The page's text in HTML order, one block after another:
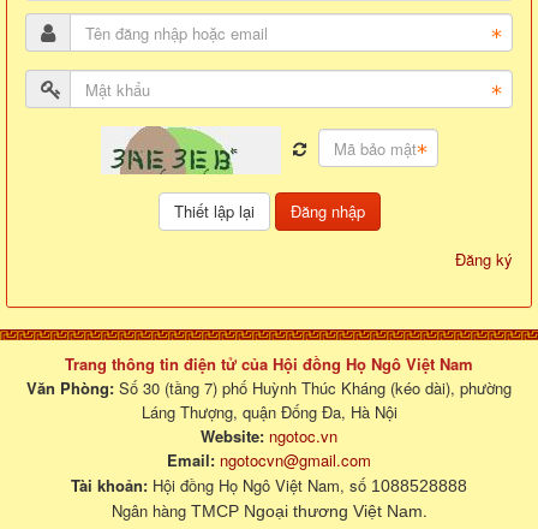
Đăng nhập
Đăng ký
Trang thông tin điện tử của Hội đồng Họ Ngô Việt Nam
Văn Phòng: Số 30 (tầng 7) phố Huỳnh Thúc Kháng (kéo dài), phường
Láng Thượng, quận Đống Đa, Hà Nội
Website: ngotoc.vn
Email: ngotocvn@gmail.com
Tài khoản: Hội đồng Họ Ngô Việt Nam, số 1088528888
Ngân hàng TMCP Ngoại thương Việt Nam.